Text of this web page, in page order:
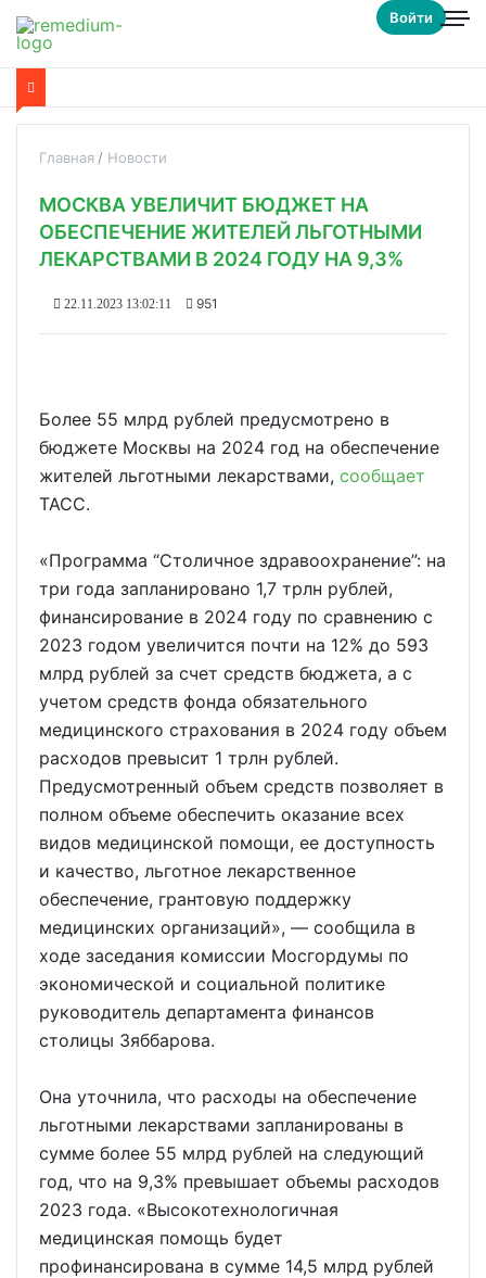
Войти
Главная Новости
МОСКВА УВЕЛИЧИТ БЮДЖЕТ НА
ОБЕСПЕЧЕНИЕ ЖИТЕЛЕЙ ЛЬГОТНЫМИ
ЛЕКАРСТВАМИ В 2024 ГОДУ НА 9,3%
22.11.2023 13:02:11 951
Более 55 млрд рублей предусмотрено в
бюджете Москвы на 2024 год на обеспечение
жителей льготными лекарствами, сообщает
ТАСС.
«Программа “Столичное здравоохранение”: на
три года запланировано 1,7 трлн рублей,
финансирование в 2024 году по сравнению с
2023 годом увеличится почти на 12% до 593
млрд рублей за счет средств бюджета, а с
учетом средств фонда обязательного
медицинского страхования в 2024 году объем
расходов превысит 1 трлн рублей.
Предусмотренный объем средств позволяет в
полном объеме обеспечить оказание всех
видов медицинской помощи, ее доступность
и качество, льготное лекарственное
обеспечение, грантовую поддержку
медицинских организаций», — сообщила в
ходе заседания комиссии Мосгордумы по
экономической и социальной политике
руководитель департамента финансов
столицы Зяббарова.
Она уточнила, что расходы на обеспечение
льготными лекарствами запланированы в
сумме более 55 млрд рублей на следующий
год, что на 9,3% превышает объемы расходов
2023 года. «Высокотехнологичная
медицинская помощь будет
профинансирована в сумме 14,5 млрд рублей